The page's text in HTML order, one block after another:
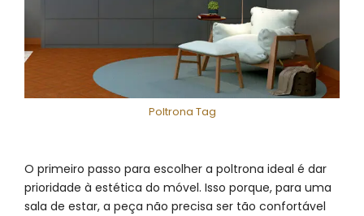
Poltrona Tag
O primeiro passo para escolher a poltrona ideal é dar
prioridade à estética do móvel. Isso porque, para uma
sala de estar, a peça não precisa ser tão confortável